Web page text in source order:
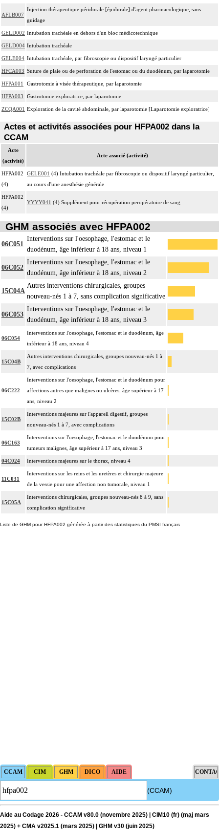
AFLB007
Injection thérapeutique péridurale [épidurale] d'agent pharmacologique, sans
guidage
GELD002 Intubation trachéale en dehors d'un bloc médicotechnique
GELD004 Intubation trachéale
GELE004 Intubation trachéale, par fibroscopie ou dispositif laryngé particulier
HFCA003 Suture de plaie ou de perforation de l'estomac ou du duodénum, par laparotomie
HFPA001 Gastrotomie à visée thérapeutique, par laparotomie
HFPA003 Gastrotomie exploratrice, par laparotomie
ZCQA001 Exploration de la cavité abdominale, par laparotomie [Laparotomie exploratrice]
Actes et activités associées pour HFPA002 dans la
CCAM
Acte
(activité)
Acte associé (activité)
HFPA002
(4)
GELE001 (4) Intubation trachéale par fibroscopie ou dispositif laryngé particulier,
au cours d'une anesthésie générale
HFPA002
(4)
YYYY041 (4) Supplément pour récupération peropératoire de sang
GHM associés avec HFPA002
06C051
Interventions sur l'oesophage, l'estomac et le
duodénum, âge inférieur à 18 ans, niveau 1
06C052
Interventions sur l'oesophage, l'estomac et le
duodénum, âge inférieur à 18 ans, niveau 2
15C04A
Autres interventions chirurgicales, groupes
nouveau-nés 1 à 7, sans complication significative
06C053
Interventions sur l'oesophage, l'estomac et le
duodénum, âge inférieur à 18 ans, niveau 3
06C054
Interventions sur l'oesophage, l'estomac et le duodénum, âge
inférieur à 18 ans, niveau 4
15C04B
Autres interventions chirurgicales, groupes nouveau-nés 1 à
7, avec complications
06C222
Interventions sur l'oesophage, l'estomac et le duodénum pour
affections autres que malignes ou ulcères, âge supérieur à 17
ans, niveau 2
15C02B
Interventions majeures sur l'appareil digestif, groupes
nouveau-nés 1 à 7, avec complications
06C163
Interventions sur l'oesophage, l'estomac et le duodénum pour
tumeurs malignes, âge supérieur à 17 ans, niveau 3
04C024 Interventions majeures sur le thorax, niveau 4
11C031
Interventions sur les reins et les uretères et chirurgie majeure
de la vessie pour une affection non tumorale, niveau 1
15C05A
Interventions chirurgicales, groupes nouveau-nés 8 à 9, sans
complication significative
Liste de GHM pour HFPA002 générée à partir des statistiques du PMSI français
(CCAM)
Aide au Codage 2026 - CCAM v80.0 (novembre 2025) | CIM10 (fr) (maj mars
2025) + CMA v2025.1 (mars 2025) | GHM v30 (juin 2025)